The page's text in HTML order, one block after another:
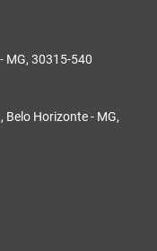
MG, 30315-540
Belo Horizonte - MG,